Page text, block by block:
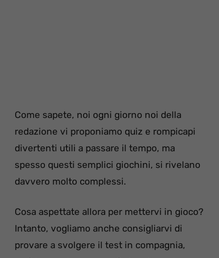
Come sapete, noi ogni giorno noi della
redazione vi proponiamo quiz e rompicapi
divertenti utili a passare il tempo, ma
spesso questi semplici giochini, si rivelano
davvero molto complessi.
Cosa aspettate allora per mettervi in gioco?
Intanto, vogliamo anche consigliarvi di
provare a svolgere il test in compagnia,